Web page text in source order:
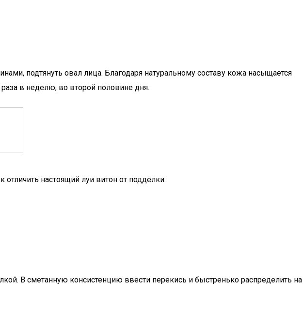
подтянуть овал лица. Благодаря натуральному составу кожа насыщается
в неделю, во второй половине дня.
настоящий луи витон от подделки.
В сметанную консистенцию ввести перекись и быстренько распределить на